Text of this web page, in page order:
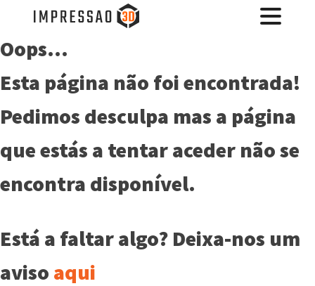
Oops...
Esta página não foi encontrada!
Pedimos desculpa mas a página
que estás a tentar aceder não se
encontra disponível.
Está a faltar algo? Deixa-nos um
aviso aqui